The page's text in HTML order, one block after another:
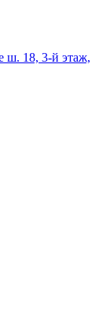
ш. 18, 3-й этаж,